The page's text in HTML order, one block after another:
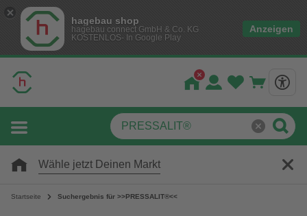
hagebau shop
hagebau connect GmbH & Co. KG
KOSTENLOS- In Google Play
Anzeigen
Wähle jetzt Deinen Markt
Startseite Suchergebnis für >>PRESSALIT®<<